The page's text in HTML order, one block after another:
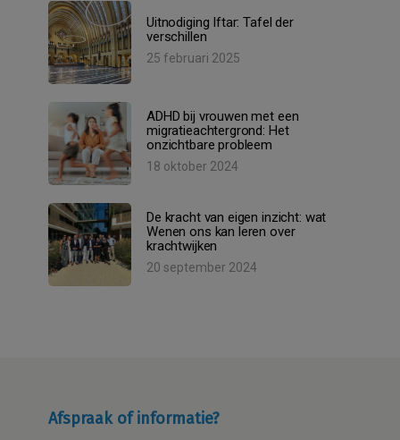
Uitnodiging Iftar: Tafel der
verschillen
25 februari 2025
ADHD bij vrouwen met een
migratieachtergrond: Het
onzichtbare probleem
18 oktober 2024
De kracht van eigen inzicht: wat
Wenen ons kan leren over
krachtwijken
20 september 2024
Afspraak of informatie?